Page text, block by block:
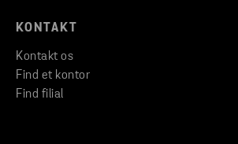
KONTAKT
Kontakt os
Find et kontor
Find filial